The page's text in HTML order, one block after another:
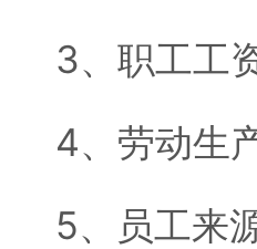
3、职工工
4、劳动生
5、员工来